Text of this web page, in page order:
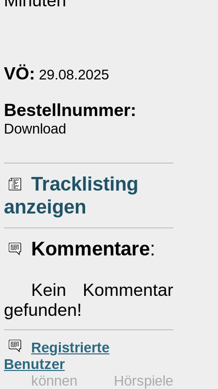
VÖ: 29.08.2025
Bestellnummer:
Download
Tracklisting
anzeigen
Kommentare:
Kein Kommentar
gefunden!
Registrierte
Benutzer
können Hörspiele